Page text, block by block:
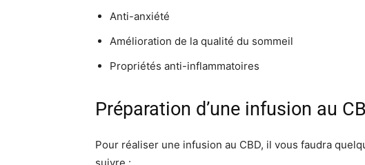
Anti-anxiété
Amélioration de la qualité du sommeil
Propriétés anti-inflammatoires
Préparation d’une infusion au
Pour réaliser une infusion au CBD, il vous faudra